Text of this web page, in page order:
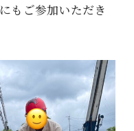
もご参加いただき